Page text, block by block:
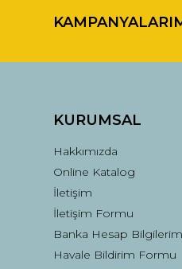
Ürün resmi
Ürün bilgilerinde
Bu ürüne benzer
KURUMSAL
Hakkımızda
Online Katalog
İletişim
İletişim Formu
Banka Hesap
Havale Bildirim Formu